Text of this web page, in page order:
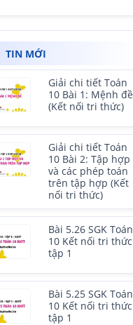
TIN MỚI
Giải chi tiết Toán
10 Bài 1: Mệnh đề
(Kết nối tri thức)
Giải chi tiết Toán
10 Bài 2: Tập hợp
và các phép toán
trên tập hợp (Kết
nối tri thức)
Bài 5.26 SGK Toán
10 Kết nối tri thức
tập 1
Bài 5.25 SGK Toán
10 Kết nối tri thức
tập 1